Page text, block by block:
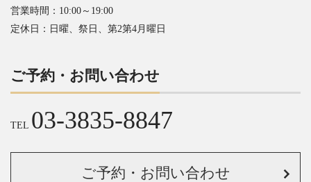
営業時間：10:00～19:00
定休日：日曜、祭日、第2第4月曜日
ご予約・お問い合わせ
TEL 03-3835-8847
ご予約・お問い合わせ